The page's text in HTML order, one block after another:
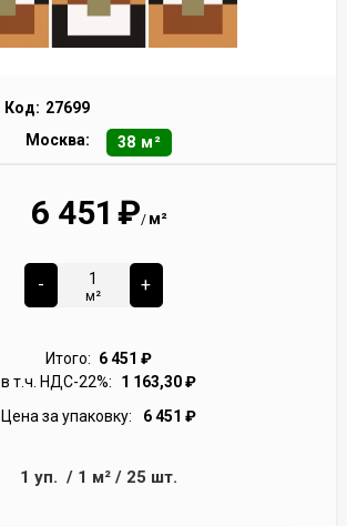
Код: 27699
Москва:
38 м²
6 451 ₽/ м²
-
м²
+
Итого: 6 451 ₽
в т.ч. НДС-22%:
1 163,30₽
Цена за упаковку:
6 451 ₽
1 уп. / 1 м² / 25 шт.